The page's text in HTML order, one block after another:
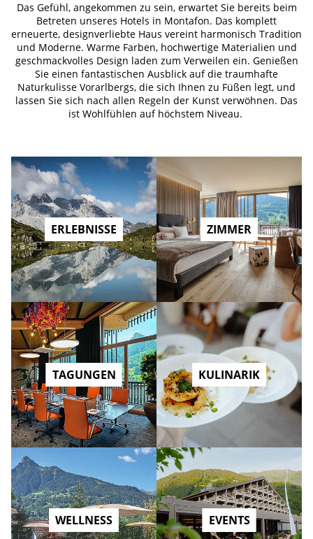
Das Gefühl, angekommen zu sein, erwartet Sie bereits beim
Betreten unseres Hotels in Montafon. Das komplett
erneuerte, designverliebte Haus vereint harmonisch Tradition
und Moderne. Warme Farben, hochwertige Materialien und
geschmackvolles Design laden zum Verweilen ein. Genießen
Sie einen fantastischen Ausblick auf die traumhafte
Naturkulisse Vorarlbergs, die sich Ihnen zu Füßen legt, und
lassen Sie sich nach allen Regeln der Kunst verwöhnen. Das
ist Wohlfühlen auf höchstem Niveau.
ERLEBNISSE ZIMMER
TAGUNGEN KULINARIK
WELLNESS EVENTS